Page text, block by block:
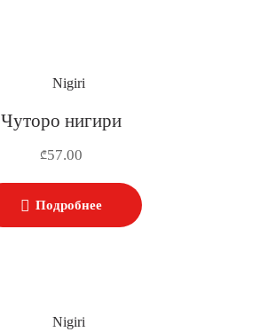
Чуторо нигири
₾57.00
Подробнее